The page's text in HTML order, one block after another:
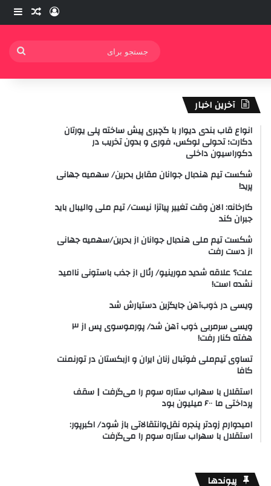
ورود نوشته
آخرین اخبار
انواع قاب بندی دیوار با گچبری پیش ساخته پلی یورتان
دکارت؛ تحولی لوکس، فوری و بدون تخریب در
دکوراسیون داخلی
شکست تیم هندبال جوانان مقابل بحرین/ سهمیه جهانی
پرید!
کارخانه: الان وقت تغییر پیاتزا نیست/ تیم ملی والیبال باید
جبران کند
شکست تیم ملی هندبال جوانان از بحرین/سهمیه جهانی
از دست رفت
علت؟ علاقه شدید مورینیو/ رئال از جذب باستونی ناامید
نشده است!
ویسی در ذوب‌آهن جایگزین دستیارش شد
ویسی سرمربی ذوب آهن شد/ پورموسوی پس از ۳
هفته کنار رفت!
تساوی تیم‌ملی فوتبال زنان ایران و ازبکستان در تورنمنت
کافا
استقلال با سهراب ستاره سوم را می‌گرفت | سقف
پرداختی ما ۶۰۰ میلیون بود
امیدوارم زودتر پنجره نقل‌وانتقالاتی باز شود/ اکبرپور:
استقلال با سهراب ستاره سوم را می‌گرفت
پیوندها